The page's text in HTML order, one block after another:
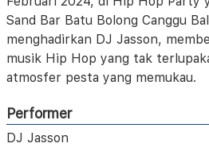
Sand Bar Batu Bolong Canggu
menghadirkan DJ Jasson,
musik Hip Hop yang tak
atmosfer pesta yang memukau.
Performer
DJ Jasson